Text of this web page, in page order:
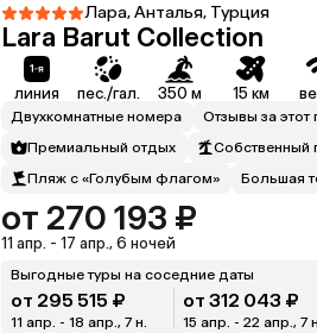
Лара, Анталья, Турция
Lara Barut Collection
линия пес./гал. 350 м 15 км
Двухкомнатные номера
Отзывы за этот
Премиальный отдых
Собственный
Пляж с «Голубым флагом»
Большая
от 270 193 ₽
11 апр. - 17 апр., 6 ночей
Выгодные туры на соседние даты
от 295 515 ₽
11 апр. - 18 апр., 7 н.
от 312 043 ₽
15 апр. - 22 апр., 7 н.